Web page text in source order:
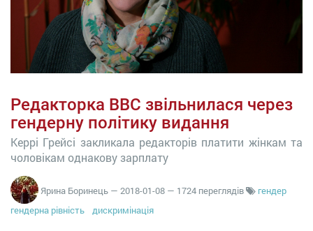
Редакторка BBC звільнилася через
гендерну політику видання
Керрі Грейсі закликала редакторів платити жінкам та
чоловікам однакову зарплату
Ярина Боринець — 2018-01-08 — 1724 переглядів
гендер
гендерна рівність
дискримінація